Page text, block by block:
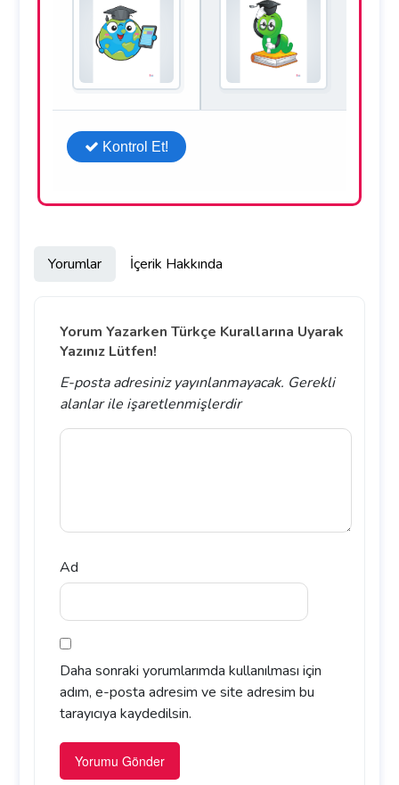
Yorumlar İçerik Hakkında
Yorum Yazarken Türkçe Kurallarına Uyarak
Yazınız Lütfen!
E-posta adresiniz yayınlanmayacak. Gerekli
alanlarile işaretlenmişlerdir
Ad
Daha sonraki yorumlarımda kullanılması için
adım, e-posta adresim ve site adresim bu
tarayıcıya kaydedilsin.